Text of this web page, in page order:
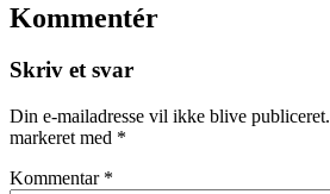
Kommentér
Skriv et svar
Din e-mailadresse vil ikke blive publiceret.
markeret med *
Kommentar *